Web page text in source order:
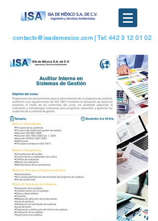
contacto@isademexico.com | Tel: 442 3 12 01 02